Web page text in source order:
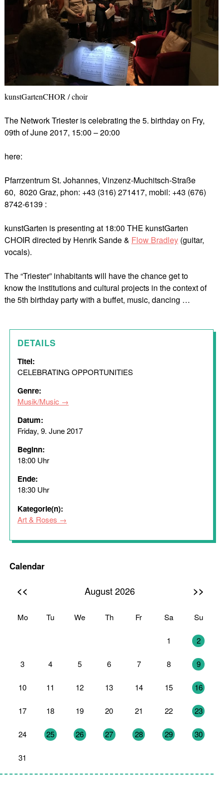
kunstGartenCHOR / choir
The Network Triester is celebrating the 5. birthday on Fry,
09th of June 2017, 15:00 – 20:00
here:
Pfarrzentrum St. Johannes, Vinzenz-Muchitsch-Straße
60, 8020 Graz, phon: +43 (316) 271417, mobil: +43 (676)
8742-6139 :
kunstGarten is presenting at 18:00 THE kunstGarten
CHOIR directed by Henrik Sande & Flow Bradley(guitar,
vocals).
The “Triester” inhabitants will have the chance get to
know the institutions and cultural projects in the context of
the 5th birthday party with a buffet, music, dancing …
DETAILS
Titel:
CELEBRATING OPPORTUNITIES
Genre:
Musik/Music
Datum:
Friday, 9. June 2017
Beginn:
18:00 Uhr
Ende:
18:30 Uhr
Kategorie(n):
Art & Roses
Calendar
<< August 2026 >>
Mo Tu We Th Fr Sa Su
1 2
3 4 5 6 7 8 9
10 11 12 13 14 15 16
17 18 19 20 21 22 23
24 25 26 27 28 29 30
31